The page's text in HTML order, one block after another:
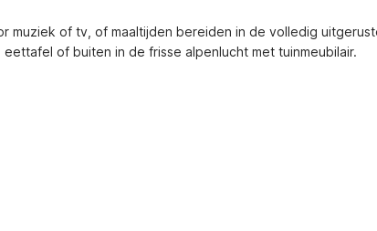
muziek of tv, of maaltijden bereiden in de volledig
of buiten in de frisse alpenlucht met tuinmeubilair.